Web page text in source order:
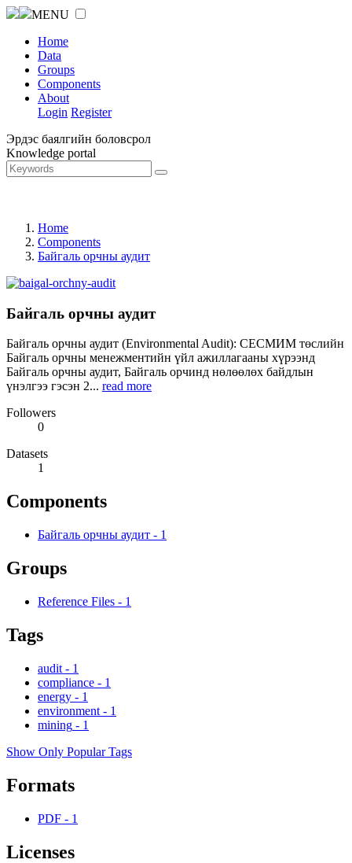
MENU
Home
Data
Groups
Components
About
Login Register
Эрдэс баялгийн боловсрол
Knowledge portal
Home
Components
Байгаль орчны аудит
Байгаль орчны аудит
Байгаль орчны аудит (Environmental Audit): СЕСМИМ төслийн
Байгаль орчны менежментийн үйл ажиллагааны хүрээнд
Байгаль орчны аудит, Байгаль орчинд нөлөөлөх байдлын
үнэлгээ гэсэн 2... read more
Followers
0
Datasets
1
Components
Байгаль орчны аудит - 1
Groups
Reference Files - 1
Tags
audit - 1
compliance - 1
energy - 1
environment - 1
mining - 1
Show Only Popular Tags
Formats
PDF - 1
Licenses